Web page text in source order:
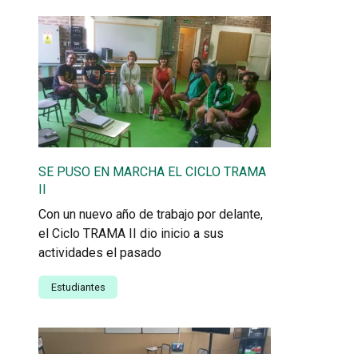
SE PUSO EN MARCHA EL CICLO TRAMA
II
Con un nuevo año de trabajo por delante,
el Ciclo TRAMA II dio inicio a sus
actividades el pasado
Estudiantes